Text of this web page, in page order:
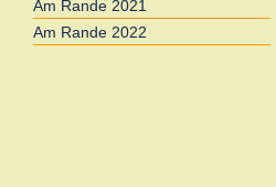
Am Rande 2021
Am Rande 2022